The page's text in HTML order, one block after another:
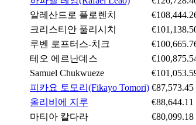
알레산드로 플로렌치
크리스티안 풀리시치
루벤 로프터스-치크
테오 에르난데스
Samuel Chukwueze
피카요 토모리(Fikayo Tomori) €87,573.45
올리비에 지루
€88,644.11
마티아 칼다라
€80,099.18